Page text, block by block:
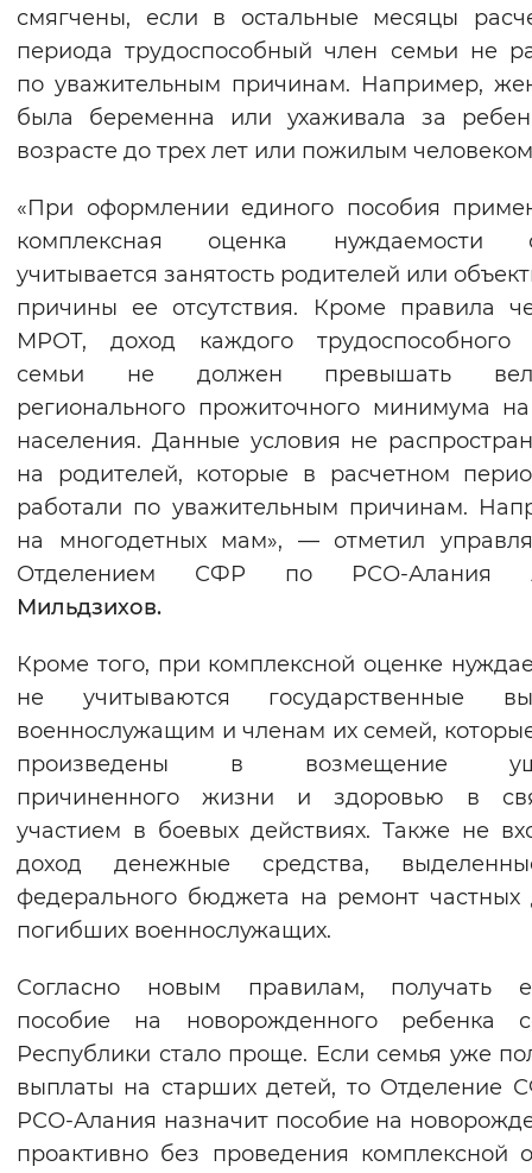
смягчены, если в остальные месяцы
периода трудоспособный член семьи не
по уважительным причинам. Например,
была беременна или ухаживала за
возрасте до трех лет или пожилым
«При оформлении единого пособия
комплексная оценка нуждаемости
учитывается занятость родителей или
причины ее отсутствия. Кроме правила
МРОТ, доход каждого трудоспособного
семьи не должен превышать
регионального прожиточного минимума
населения. Данные условия не
на родителей, которые в расчетном
работали по уважительным причинам.
на многодетных мам», — отметил
Отделением СФР по РСО-Алания
Мильдзихов.
Кроме того, при комплексной оценке
не учитываются государственные
военнослужащим и членам их семей,
произведены в возмещение
причиненного жизни и здоровью в
участием в боевых действиях. Также не
доход денежные средства,
федерального бюджета на ремонт частных
погибших военнослужащих.
Согласно новым правилам, получать
пособие на новорожденного ребенка
Республики стало проще. Если семья уже
выплаты на старших детей, то Отделение
РСО-Алания назначит пособие на
проактивно без проведения комплексной